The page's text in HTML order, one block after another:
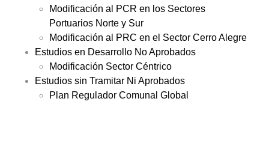
Modificación al PCR en los Sectores
Portuarios Norte y Sur
Modificación al PRC en el Sector Cerro Alegre
Estudios en Desarrollo No Aprobados
Modificación Sector Céntrico
Estudios sin Tramitar Ni Aprobados
Plan Regulador Comunal Global